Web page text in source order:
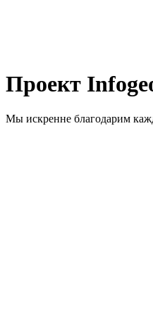
Проект
Мы искренне благодарим